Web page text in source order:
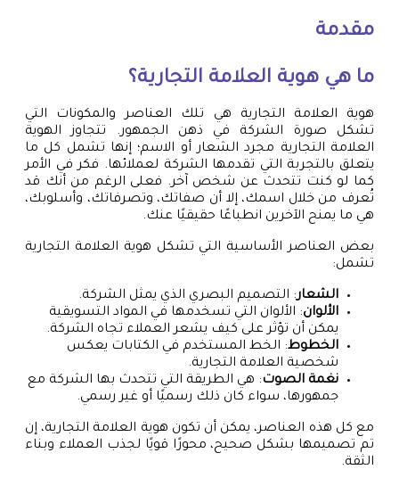
مقدمة
ما هي هوية العلامة التجارية؟
هوية العلامة التجارية هي تلك العناصر والمكونات التي
تشكل صورة الشركة في ذهن الجمهور. تتجاوز الهوية
العلامة التجارية مجرد الشعار أو الاسم؛ إنها تشمل كل ما
يتعلق بالتجربة التي تقدمها الشركة لعملائها. فكر في الأمر
كما لو كنت تتحدث عن شخص آخر. فعلى الرغم من أنك قد
تُعرف من خلال اسمك، إلا أن صفاتك، وتصرفاتك، وأسلوبك،
هي ما يمنح الآخرين انطباعًا حقيقيًا عنك.
بعض العناصر الأساسية التي تشكل هوية العلامة التجارية
تشمل:
الشعار: التصميم البصري الذي يمثل الشركة.
الألوان: الألوان التي تسخدمها في المواد التسويقية
يمكن أن تؤثر على كيف يشعر العملاء تجاه الشركة.
الخطوط: الخط المستخدم في الكتابات يعكس
شخصية العلامة التجارية.
نغمة الصوت: هي الطريقة التي تتحدث بها الشركة مع
جمهورها، سواء كان ذلك رسميًا أو غير رسمي.
مع كل هذه العناصر، يمكن أن تكون هوية العلامة التجارية، إن
تم تصميمها بشكل صحيح، محورًا قويًا لجذب العملاء وبناء
الثقة.